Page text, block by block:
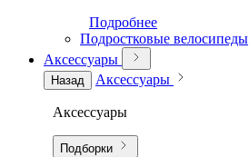
Подробнее
Подростковые велосипеды
Аксессуары
Назад Аксессуары
Аксессуары
Подборки